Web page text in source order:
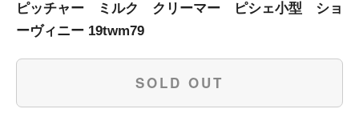
ピッチャー ミルク クリーマー ピシェ小型 ショ
ーヴィニー 19twm79
SOLD OUT